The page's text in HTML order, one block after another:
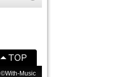
©With-Music